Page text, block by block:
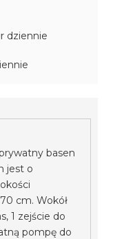
dziennie
basen
jest o
cm. Wokół
1 zejście do
pompę do